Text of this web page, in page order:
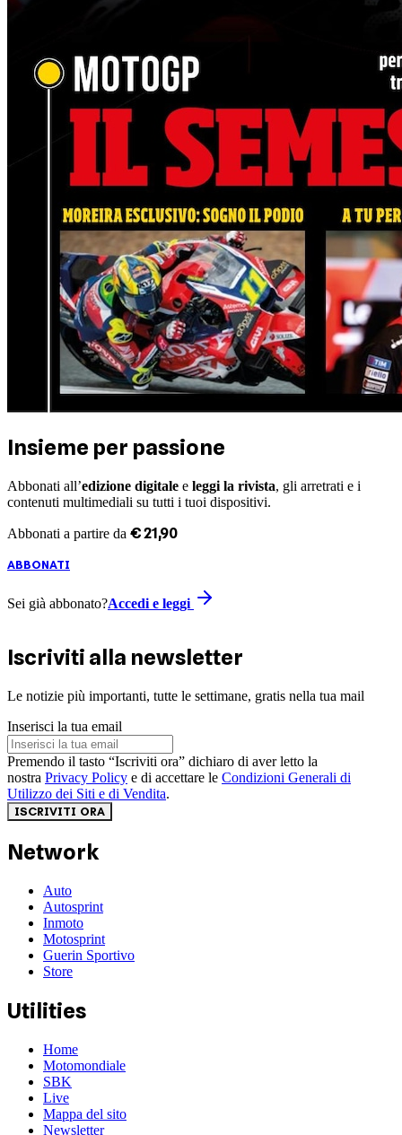
Insieme per passione
Abbonati all’edizione digitale e leggi la rivista, gli arretrati e i
contenuti multimediali su tutti i tuoi dispositivi.
Abbonati a partire da €21 ,90
ABBONATI
Sei già abbonato?Accedi e leggi
Iscriviti alla newsletter
Le notizie più importanti, tutte le settimane, gratis nella tua mail
Inserisci la tua email
Premendo il tasto “Iscriviti ora” dichiaro di aver letto la
nostra Privacy Policy e di accettare le Condizioni Generali di
Utilizzo dei Siti e di Vendita.
ISCRIVITI ORA
Network
Auto
Autosprint
Inmoto
Motosprint
Guerin Sportivo
Store
Utilities
Home
Motomondiale
SBK
Live
Mappa del sito
Newsletter